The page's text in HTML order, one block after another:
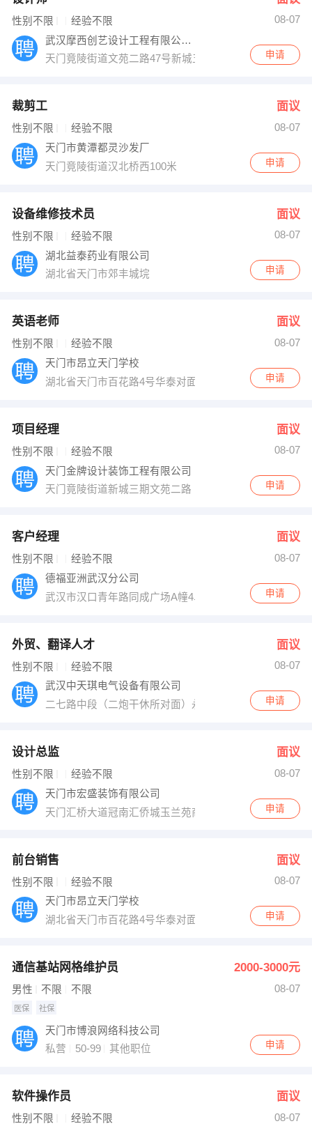
性别不限 经验不限
08-07
武汉摩西创艺设计工程有限公司天门分公司
天门竟陵街道文苑二路47号新城五期东侧门
申请
裁剪工 面议
性别不限 经验不限
08-07
天门市黄潭都灵沙发厂
天门竟陵街道汉北桥西100米
申请
设备维修技术员 面议
性别不限 经验不限
08-07
湖北益泰药业有限公司
湖北省天门市郊丰城垸
申请
英语老师 面议
性别不限 经验不限
08-07
天门市昂立天门学校
湖北省天门市百花路4号华泰对面
申请
项目经理 面议
性别不限 经验不限
08-07
天门金牌设计装饰工程有限公司
天门竟陵街道新城三期文苑二路
申请
客户经理 面议
性别不限 经验不限
08-07
德福亚洲武汉分公司
武汉市汉口青年路同成广场A幢4单元2902室
申请
外贸、翻译人才 面议
性别不限 经验不限
08-07
武汉中天琪电气设备有限公司
二七路中段（二炮干休所对面）永红工业园
申请
设计总监 面议
性别不限 经验不限
08-07
天门市宏盛装饰有限公司
天门汇桥大道冠南汇侨城玉兰苑商铺宏盛装饰
申请
前台销售 面议
性别不限 经验不限
08-07
天门市昂立天门学校
湖北省天门市百花路4号华泰对面
申请
通信基站网格维护员 2000-3000元
男性 不限 不限 08-07
医保 社保
天门市博浪网络科技公司
私营
50-99 其他职位 申请
软件操作员 面议
性别不限 经验不限 08-07